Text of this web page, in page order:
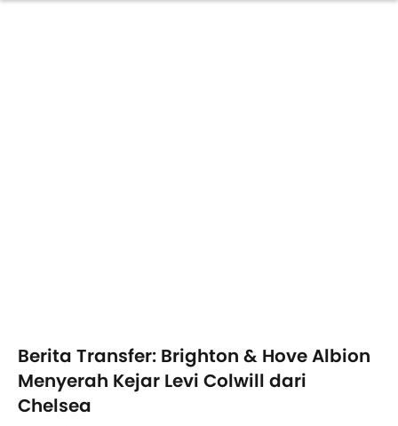
Berita Transfer: Brighton & Hove Albion
Menyerah Kejar Levi Colwill dari
Chelsea